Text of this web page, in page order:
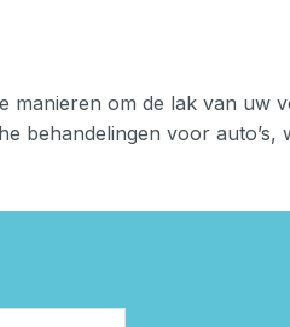
manieren om de lak van uw
behandelingen voor auto’s,